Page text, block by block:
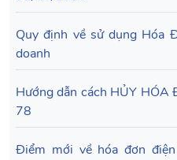
Quy định về sử dụng Hóa
doanh
Hướng dẫn cách HỦY
78
Điểm mới về hóa đơn